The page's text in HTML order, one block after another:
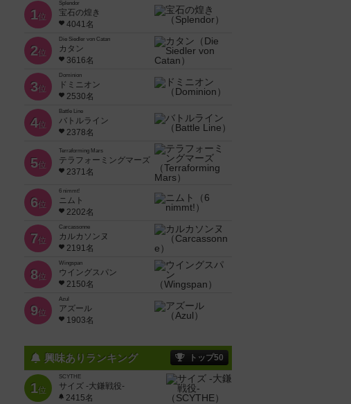
1位
Splendor
宝石の煌き
4041名
2位
Die Siedler von Catan
カタン
3616名
3位
Dominion
ドミニオン
2530名
4位
Battle Line
バトルライン
2378名
5位
Terraforming Mars
テラフォーミングマーズ
2371名
6位
6 nimmt!
ニムト
2202名
7位
Carcassonne
カルカソンヌ
2191名
8位
Wingspan
ウイングスパン
2150名
9位
Azul
アズール
1903名
興味ありランキング トップ50
1位
SCYTHE
サイズ -大鎌戦役-
2415名